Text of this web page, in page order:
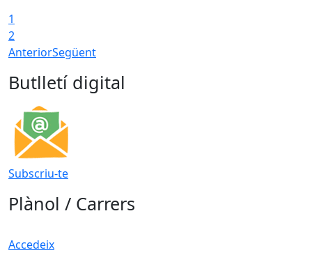
1
2
AnteriorSegüent
Butlletí digital
Subscriu-te
Plànol / Carrers
Accedeix